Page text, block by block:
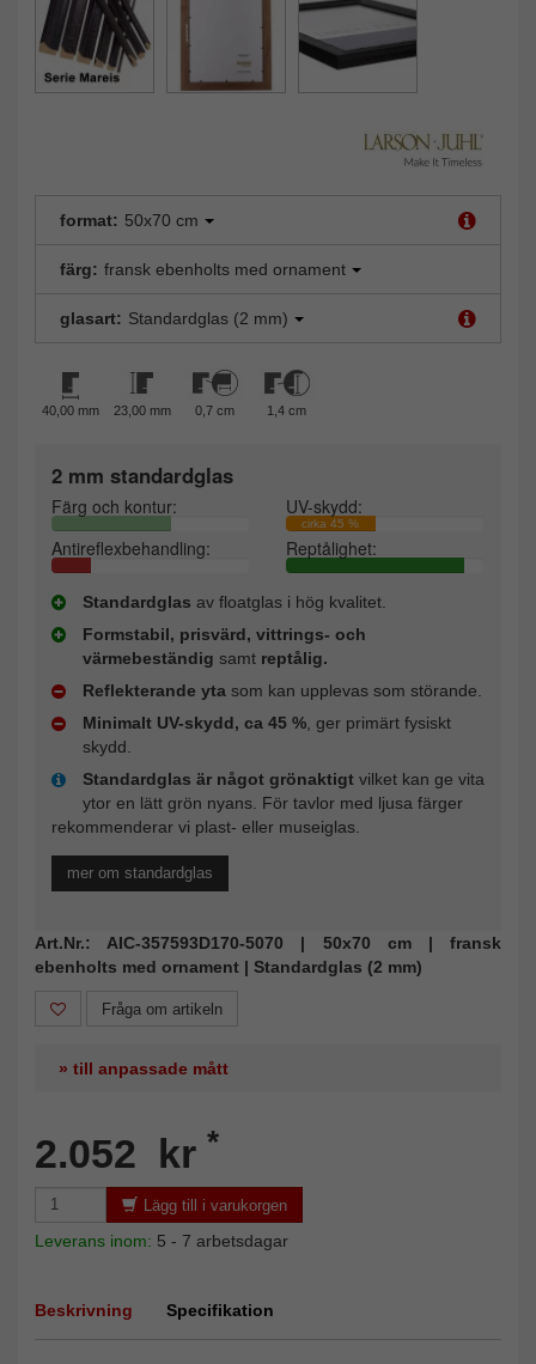
format: 50x70 cm
färg: fransk ebenholts med ornament
glasart: Standardglas (2 mm)
40,00 mm 23,00 mm 0,7 cm 1,4 cm
2 mm standardglas
Färg och kontur: UV-skydd:
cirka 45 %
Antireflexbehandling: Reptålighet:
Standardglas av floatglas i hög kvalitet.
Formstabil, prisvärd, vittrings- och
värmebeständig samt reptålig.
Reflekterande yta som kan upplevas som störande.
Minimalt UV-skydd, ca 45 % , ger primärt fysiskt
skydd.
Standardglas är något grönaktigt vilket kan ge vita
ytor en lätt grön nyans. För tavlor med ljusa färger
rekommenderar vi plast- eller museiglas.
mer om standardglas
Art.Nr.: AIC-357593D170-5070 | 50x70 cm | fransk
ebenholts med ornament | Standardglas (2 mm)
Fråga om artikeln
» till anpassade mått
2.052 kr *
Lägg till i varukorgen
Leverans inom: 5 - 7 arbetsdagar
Beskrivning Specifikation